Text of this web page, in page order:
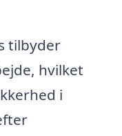
tilbyder
hvilket
i